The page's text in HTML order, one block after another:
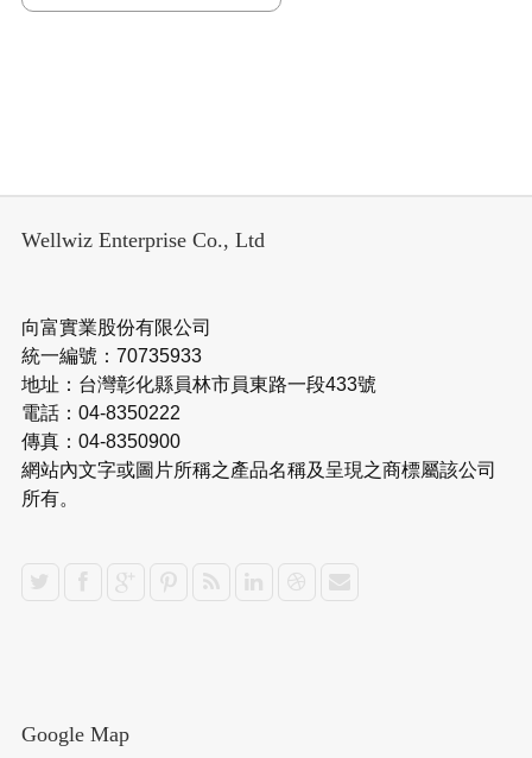
Wellwiz Enterprise Co., Ltd
向富實業股份有限公司
統一編號：70735933
地址：台灣彰化縣員林市員東路一段433號
電話：04-8350222
傳真：04-8350900
網站內文字或圖片所稱之產品名稱及呈現之商標屬該公司
所有。
Google Map